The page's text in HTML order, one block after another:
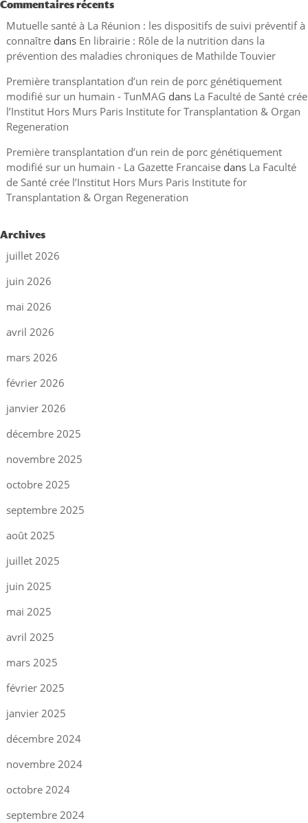
Commentaires récents
Mutuelle santé à La Réunion : les dispositifs de suivi préventif à
connaîtredans En librairie : Rôle de la nutrition dans la
prévention des maladies chroniques de Mathilde Touvier
Première transplantation d’un rein de porc génétiquement
modifié sur un humain - TunMAG dans La Faculté de Santé crée
l’Institut Hors Murs Paris Institute for Transplantation & Organ
Regeneration
Première transplantation d’un rein de porc génétiquement
modifié sur un humain - La Gazette Francaisedans La Faculté
de Santé crée l’Institut Hors Murs Paris Institute for
Transplantation & Organ Regeneration
Archives
juillet 2026
juin 2026
mai 2026
avril 2026
mars 2026
février 2026
janvier 2026
décembre 2025
novembre 2025
octobre 2025
septembre 2025
août 2025
juillet 2025
juin 2025
mai 2025
avril 2025
mars 2025
février 2025
janvier 2025
décembre 2024
novembre 2024
octobre 2024
septembre 2024